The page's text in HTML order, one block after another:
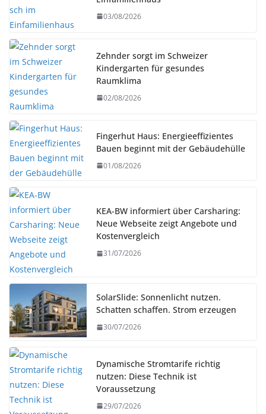
03/08/2026
Zehnder sorgt im Schweizer
Kindergarten für gesundes
Raumklima
02/08/2026
Fingerhut Haus: Energieeffizientes
Bauen beginnt mit der Gebäudehülle
01/08/2026
KEA-BW informiert über Carsharing:
Neue Webseite zeigt Angebote und
Kostenvergleich
31/07/2026
SolarSlide: Sonnenlicht nutzen.
Schatten schaffen. Strom erzeugen
30/07/2026
Dynamische Stromtarife richtig
nutzen: Diese Technik ist
Voraussetzung
29/07/2026